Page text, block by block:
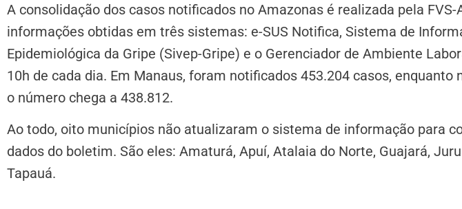
A consolidação dos casos notificados no Amazonas é realizada pela FVS-
informações obtidas em três sistemas: e-SUS Notifica, Sistema de
Epidemiológica da Gripe (Sivep-Gripe) e o Gerenciador de Ambiente
10h de cada dia. Em Manaus, foram notificados 453.204 casos, enquanto
o número chega a 438.812.
Ao todo, oito municípios não atualizaram o sistema de informação para
dados do boletim. São eles: Amaturá, Apuí, Atalaia do Norte, Guajará,
Tapauá.